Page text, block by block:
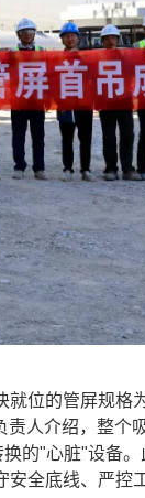
位的管屏规格
人介绍，整个
的"心脏"设备
全底线、严控